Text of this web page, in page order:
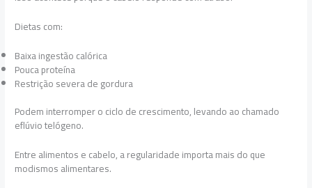
Dietas com:
Baixa ingestão calórica
Pouca proteína
Restrição severa de gordura
Podem interromper o ciclo de crescimento, levando ao chamado
eflúvio telógeno.
Entre alimentos e cabelo, a regularidade importa mais do que
modismos alimentares.